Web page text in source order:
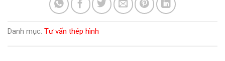
Danh mục: Tư vấn thép hình